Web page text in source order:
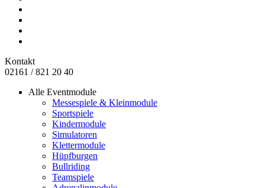
Kontakt
02161 / 821 20 40
Alle Eventmodule
Messespiele & Kleinmodule
Sportspiele
Kindermodule
Simulatoren
Klettermodule
Hüpfburgen
Bullriding
Teamspiele